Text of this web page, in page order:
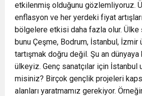
etkilenmiş olduğunu gözlemliyoruz.
enflasyon ve her yerdeki fiyat
bölgelere etkisi daha fazla olur. Ülke
bunu Çeşme, Bodrum, İstanbul, İzmir
tartışmak doğru değil. Şu an dünyaya
ülkeyiz. Genç sanatçılar için İstanbul
misiniz? Birçok gençlik projeleri
alanları yaratmamız gerekiyor.